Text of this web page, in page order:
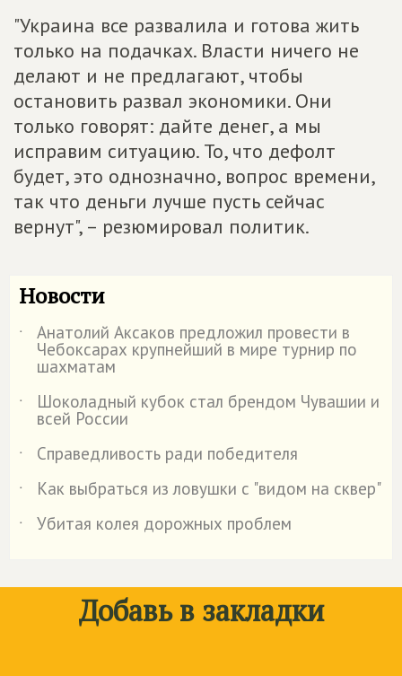
"Украина все развалила и готова жить
только на подачках. Власти ничего не
делают и не предлагают, чтобы
остановить развал экономики. Они
только говорят: дайте денег, а мы
исправим ситуацию. То, что дефолт
будет, это однозначно, вопрос времени,
так что деньги лучше пусть сейчас
вернут", – резюмировал политик.
Новости
˙ Анатолий Аксаков предложил провести в
Чебоксарах крупнейший в мире турнир по
шахматам
˙
Шоколадный кубок стал брендом Чувашии и
всей России
˙
Справедливость ради победителя
˙
Как выбраться из ловушки с "видом на сквер"
˙
Убитая колея дорожных проблем
Добавь в закладки